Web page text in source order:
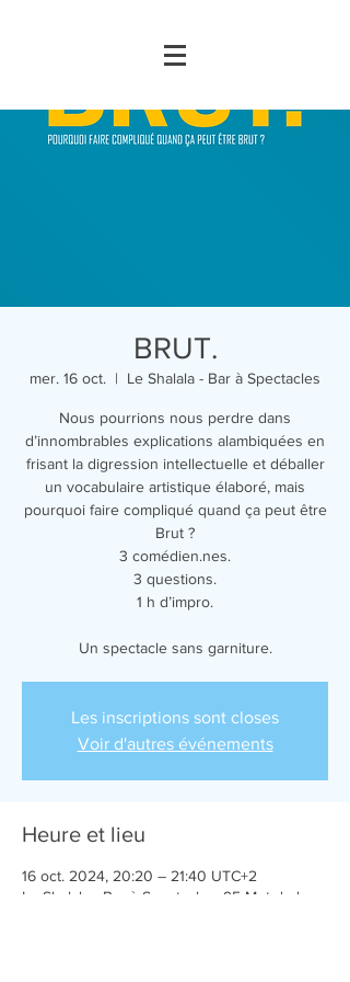
BRUT.
mer. 16 oct.
  |
Le Shalala - Bar à Spectacles
Nous pourrions nous perdre dans
d’innombrables explications alambiquées en
frisant la digression intellectuelle et déballer
un vocabulaire artistique élaboré, mais
pourquoi faire compliqué quand ça peut être
Brut ?
3 comédien.nes.
3 questions.
1 h d’impro.
Un spectacle sans garniture.
Les inscriptions sont closes
Voir d'autres événements
Heure et lieu
16 oct. 2024, 20:20 – 21:40 UTC+2
Le Shalala - Bar à Spectacles, 95 Mnt de la